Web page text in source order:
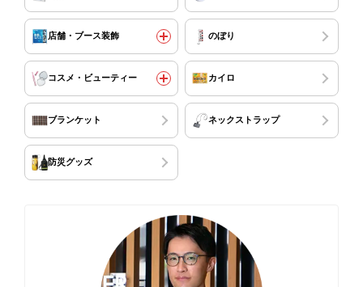
店舗・ブース装飾 のぼり
コスメ・ビューティー カイロ
ブランケット ネックストラップ
防災グッズ